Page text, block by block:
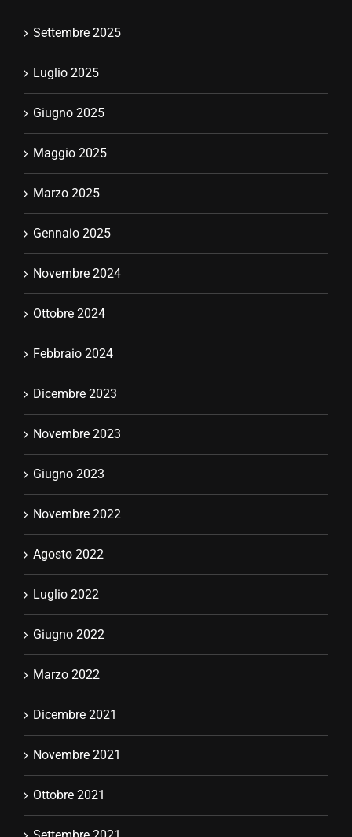
Settembre 2025
Luglio 2025
Giugno 2025
Maggio 2025
Marzo 2025
Gennaio 2025
Novembre 2024
Ottobre 2024
Febbraio 2024
Dicembre 2023
Novembre 2023
Giugno 2023
Novembre 2022
Agosto 2022
Luglio 2022
Giugno 2022
Marzo 2022
Dicembre 2021
Novembre 2021
Ottobre 2021
Settembre 2021